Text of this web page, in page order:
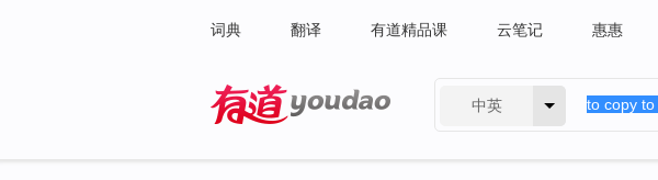
词典 翻译 有道精品课 云笔记 惠惠
中英